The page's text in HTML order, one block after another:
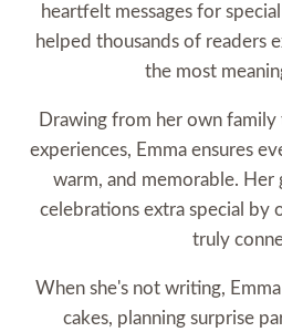
heartfelt messages for
helped thousands of readers
the most
Drawing from her own family
experiences, Emma ensures
warm, and memorable. Her
celebrations extra special by
truly
When she's not writing,
cakes, planning surprise